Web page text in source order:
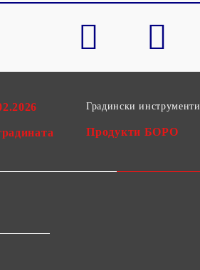
Градински инструменти
Продукти БОРО